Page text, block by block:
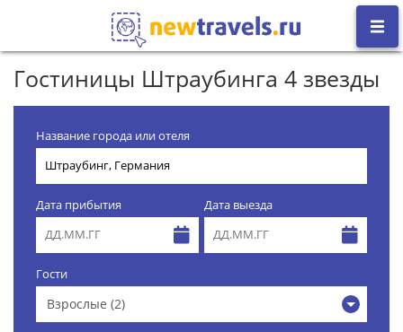
Гостиницы Штраубинга 4 звезды
Название города или отеля
Дата прибытия Дата выезда
Гости
Взрослые (2)